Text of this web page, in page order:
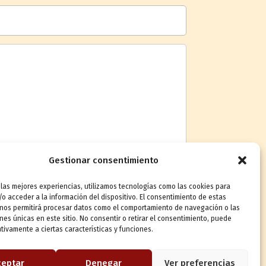
Gestionar consentimiento
las mejores experiencias, utilizamos tecnologías como las cookies para
acceder a la información del dispositivo. El consentimiento de estas
permitirá procesar datos como el comportamiento de navegación o las
únicas en este sitio. No consentir o retirar el consentimiento, puede
a ciertas características y funciones.
Denegar Ver preferencias
Enviar mensaje